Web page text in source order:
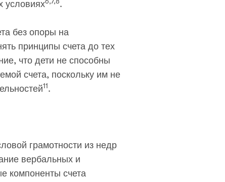
условиях
.
без опоры на
принципы счета до тех
что дети не способны
счета, поскольку им не
11 .
грамотности из недр
вербальных и
компоненты счета